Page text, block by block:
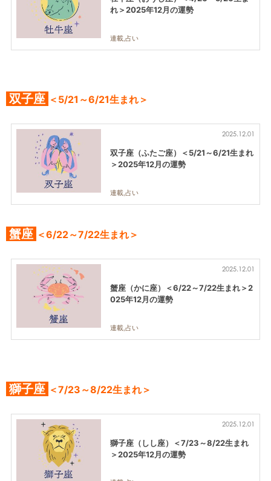
れ＞2025年12月の運勢
連載,占い
双子座 ＜5/21～6/21生まれ＞
2025.12.01
双子座（ふたご座）＜5/21～6/21生まれ
＞2025年12月の運勢
連載,占い
蟹座 ＜6/22～7/22生まれ＞
2025.12.01
蟹座（かに座）＜6/22～7/22生まれ＞2
025年12月の運勢
連載,占い
獅子座 ＜7/23～8/22生まれ＞
2025.12.01
獅子座（しし座）＜7/23～8/22生まれ
＞2025年12月の運勢